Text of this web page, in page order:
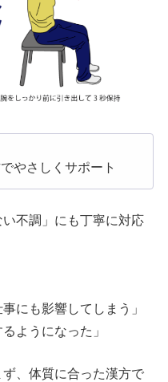
やさしくサポート
不調」にも丁寧に対応
にも影響してしまう」
ようになった」
、体質に合った漢方で